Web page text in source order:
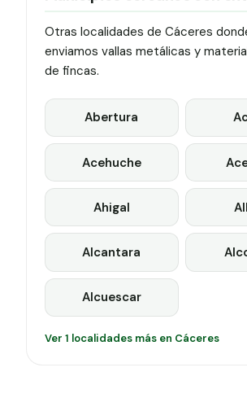
Otras localidades de Cáceres
enviamos vallas metálicas y
de fincas.
Abertura
Acehuche
Ahigal
Alcantara
Alcuescar
Ver 1 localidades más en Cáceres